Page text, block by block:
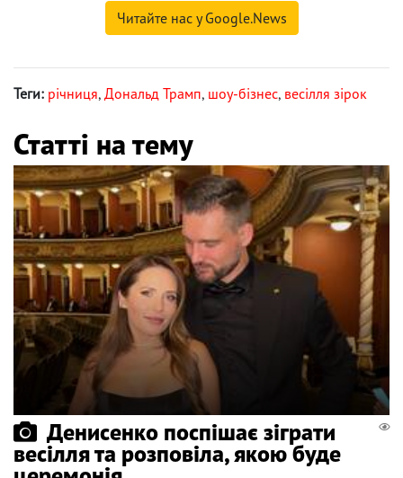
Читайте нас у Google.News
Теги: річниця, Дональд Трамп, шоу-бізнес, весілля зірок
Статті на тему
Денисенко поспішає зіграти
весілля та розповіла, якою буде